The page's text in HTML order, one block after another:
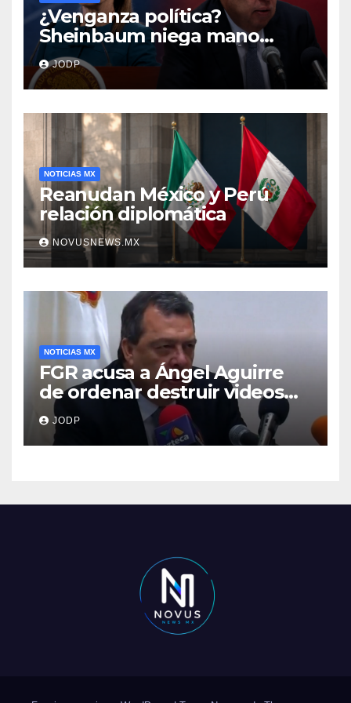
¿Venganza política?
Sheinbaum niega mano
negra en captura de Ángel
Aguirre
JODP
NOTICIAS MX
Reanudan México y Perú
relación diplomática
NOVUSNEWS.MX
NOTICIAS MX
FGR acusa a Ángel Aguirre
de ordenar destruir videos
clave del caso Ayotzinapa
JODP